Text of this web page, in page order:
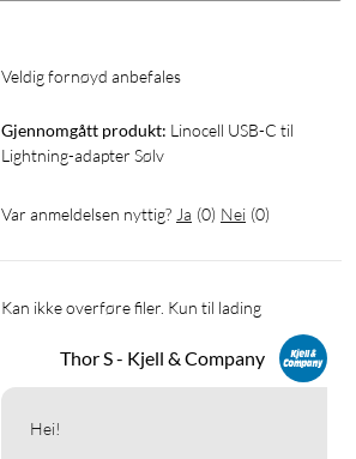
Veldig fornøyd anbefales
Gjennomgått produkt: Linocell USB-C til
Lightning-adapter Sølv
Var anmeldelsen nyttig? Ja (0) Nei (0)
Kan ikke overføre filer. Kun til lading
Thor S - Kjell & Company
Hei!